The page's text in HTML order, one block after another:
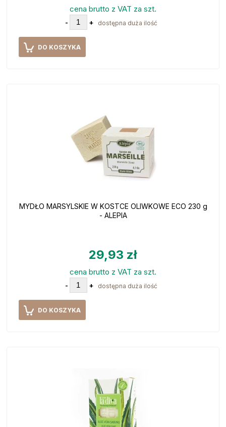
cena brutto z VAT za szt.
- + dostępna duża ilość
DO KOSZYKA
MYDŁO MARSYLSKIE W KOSTCE OLIWKOWE ECO 230 g
- ALEPIA
29,93 zł
cena brutto z VAT za szt.
- + dostępna duża ilość
DO KOSZYKA